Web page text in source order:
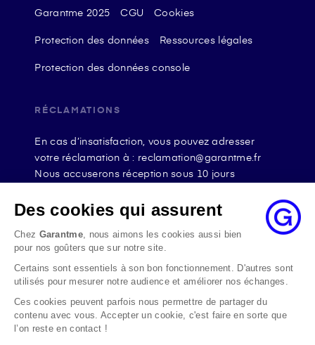
Garantme 2025 CGU Cookies
Protection des données Ressources légales
Protection des données console
RÉCLAMATIONS
En cas d’insatisfaction, vous pouvez adresser
votre réclamation à : reclamation@garantme.fr
Nous accuserons réception sous 10 jours
état de cause, nous répondrons à la réclamation
au maximum dans les 2 mois.
Si le désaccord persiste, vous pouvez solliciter
l’avis du Médiateur de l’Assurance par internet à
l’adresse La médiation de l’assurance - Accueil
Par courrier à l’adresse : La Médiation de
l’Assurance TSA 50110 75441 PARIS CEDEX 09 ou
par email à l’adresse www.mediation-
assurance.org
Des cookies qui assurent
Chez Garantme, nous aimons les cookies aussi bien
pour nos goûters que sur notre site.
Certains sont essentiels à son bon fonctionnement. D'autres sont
utilisés pour mesurer notre audience et améliorer nos échanges.
Ces cookies peuvent parfois nous permettre de partager du
contenu avec vous. Accepter un cookie, c'est faire en sorte que
l’on reste en contact !